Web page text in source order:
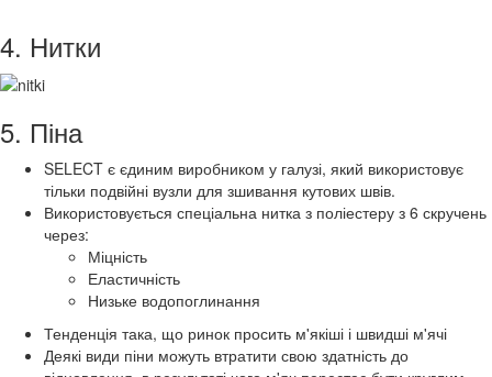
4. Нитки
5. Піна
SELECT є єдиним виробником у галузі, який використовує
тільки подвійні вузли для зшивання кутових швів.
Використовується спеціальна нитка з поліестеру з 6 скручень
через:
Міцність
Еластичність
Низьке водопоглинання
Тенденція така, що ринок просить м'якіші і швидші м'ячі
Деякі види піни можуть втратити свою здатність до